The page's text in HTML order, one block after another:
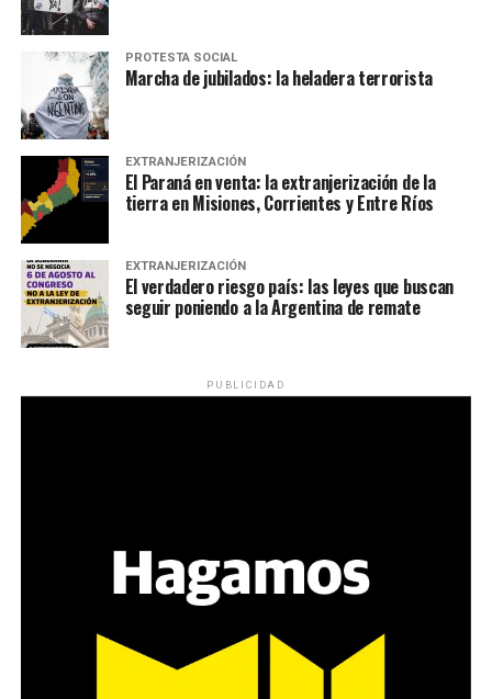
PROTESTA SOCIAL
Marcha de jubilados: la heladera terrorista
EXTRANJERIZACIÓN
El Paraná en venta: la extranjerización de la
tierra en Misiones, Corrientes y Entre Ríos
EXTRANJERIZACIÓN
El verdadero riesgo país: las leyes que buscan
seguir poniendo a la Argentina de remate
PUBLICIDAD